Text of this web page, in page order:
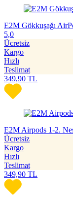
E2M Gökkuşağı
5,0
Ücretsiz
Kargo
Hızlı
Teslimat
349,90 TL
E2M Airpods 1-2.
Ücretsiz
Kargo
Hızlı
Teslimat
349,90 TL